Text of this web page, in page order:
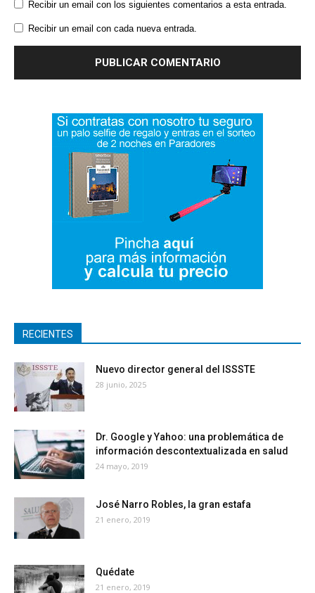
Recibir un email con los siguientes comentarios a esta entrada.
Recibir un email con cada nueva entrada.
RECIENTES
Nuevo director general del ISSSTE
28 junio, 2025
Dr. Google y Yahoo: una problemática de
información descontextualizada en salud
24 mayo, 2019
José Narro Robles, la gran estafa
21 enero, 2019
Quédate
21 enero, 2019